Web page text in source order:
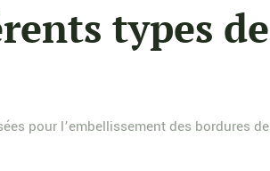
types
pour l’embellissement des bordures